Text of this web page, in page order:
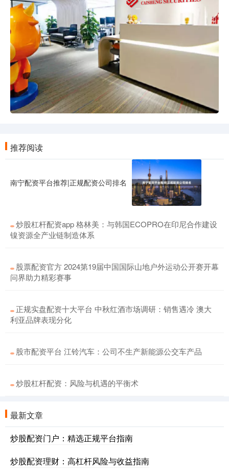
推荐阅读
南宁配资平台推荐|正规配资公司排名
炒股杠杆配资app 格林美：与韩国ECOPRO在印尼合作建设
镍资源全产业链制造体系
股票配资官方 2024第19届中国国际山地户外运动公开赛开幕
问界助力精彩赛事
正规实盘配资十大平台 中秋红酒市场调研：销售遇冷 澳大
利亚品牌表现分化
股市配资平台 江铃汽车：公司不生产新能源公交车产品
炒股杠杆配资：风险与机遇的平衡术
最新文章
炒股配资门户：精选正规平台指南
炒股配资理财：高杠杆风险与收益指南